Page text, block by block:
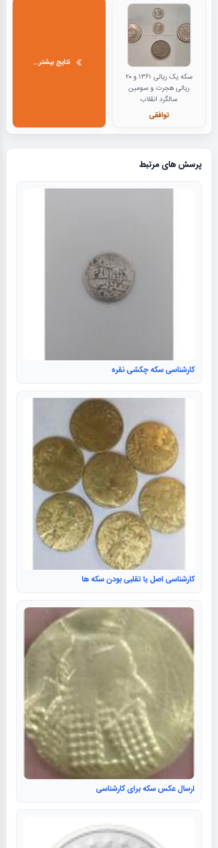
سکه یک ریالی ۱۳۶۱ و ۲۰
ریالی هجرت و سومین
سالگرد انقلاب
توافقی
نتایج بیشتر...
پرسش های مرتبط
کارشناسی سکه چکشی نقره
کارشناسی اصل یا تقلبی بودن سکه ها
ارسال عکس سکه برای کارشناسی